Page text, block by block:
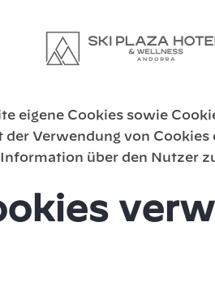
eigene Cookies sowie
Verwendung von
über den Nutzer